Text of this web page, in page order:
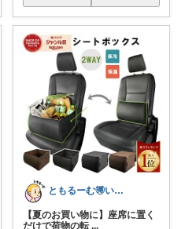
ともるーむ🉐いいものみっけ‼️
【夏のお買い物に】座席に置く
だけで荷物の転 ...